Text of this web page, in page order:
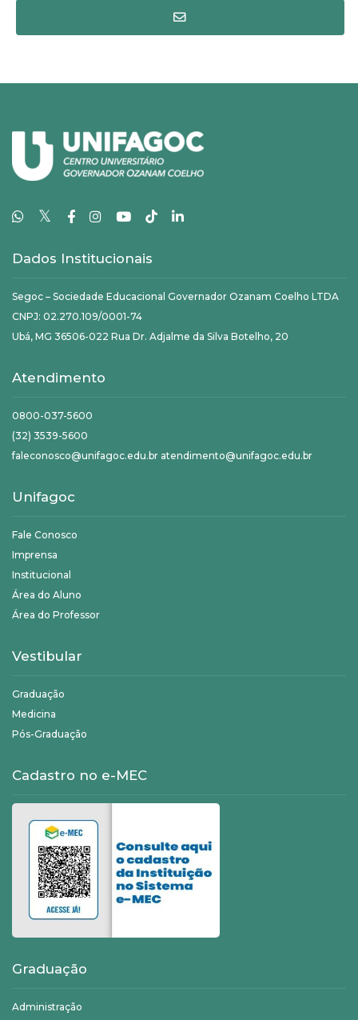
𝕏
Dados Institucionais
Segoc – Sociedade Educacional Governador Ozanam Coelho LTDA
CNPJ: 02.270.109/0001-74
Ubá, MG 36506-022 Rua Dr. Adjalme da Silva Botelho, 20
Atendimento
0800-037-5600
(32) 3539-5600
faleconosco@unifagoc.edu.br atendimento@unifagoc.edu.br
Unifagoc
Fale Conosco
Imprensa
Institucional
Área do Aluno
Área do Professor
Vestibular
Graduação
Medicina
Pós-Graduação
Cadastro no e-MEC
Graduação
Administração